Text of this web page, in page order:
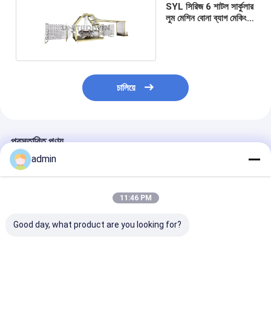
SYL সিরিজ 6 শাটল সার্কুলার
লুম মেশিন বোনা ব্যাগ মেকিং
চালিয়ে
প্রস্তাবিত পণ্য
admin
11:46 PM
Good day, what product are you looking for?